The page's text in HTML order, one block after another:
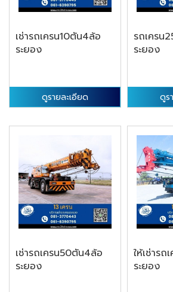
เช่ารถเครน10ตัน4ล้อ
ระยอง
ดูรายละเอียด
รถเครน
ระยอง
ดูร
เช่ารถเครน50ตัน4ล้อ
ระยอง
ให้เช่าร
ระยอง